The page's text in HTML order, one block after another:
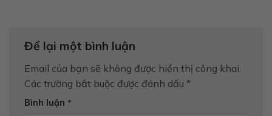
Để lại một bình luận
Email của bạn sẽ không được hiển thị công khai.
Các trường bắt buộc được đánh dấu *
Bình luận *